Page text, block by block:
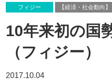
フィジー 【経済・社会動向】
10年来初の国
（フィジー）
2017.10.04